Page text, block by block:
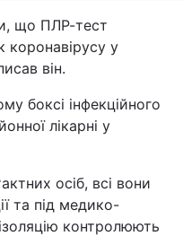
що ПЛР-тест
коронавірусу у
він.
боксі інфекційного
лікарні у
осіб, всі вони
та під медико-
контролюють